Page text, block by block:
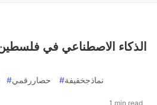
الذكاء الاصطناعي في
#حصاررقمي #نماذجخفيفة
1 min read